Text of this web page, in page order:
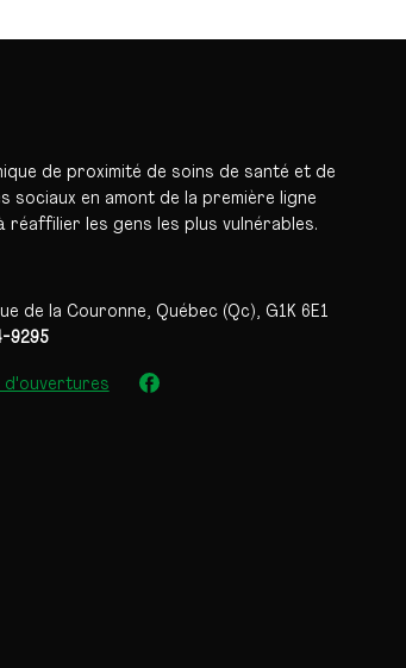
de proximité de soins de santé et de
sociaux en amont de la première ligne
réaffilier les gens les plus vulnérables.
de la Couronne, Québec (Qc), G1K 6E1
9295
d'ouvertures